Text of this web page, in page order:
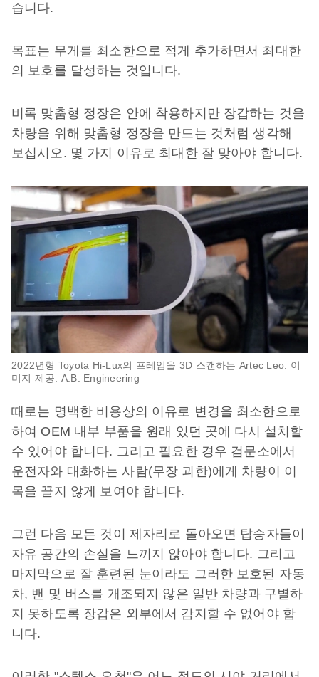
습니다.
목표는 무게를 최소한으로 적게 추가하면서 최대한
의 보호를 달성하는 것입니다.
비록 맞춤형 정장은 안에 착용하지만 장갑하는 것을
차량을 위해 맞춤형 정장을 만드는 것처럼 생각해
보십시오. 몇 가지 이유로 최대한 잘 맞아야 합니다.
2022년형 Toyota Hi-Lux의 프레임을 3D 스캔하는 Artec Leo. 이
미지 제공: A.B. Engineering
때로는 명백한 비용상의 이유로 변경을 최소한으로
하여 OEM 내부 부품을 원래 있던 곳에 다시 설치할
수 있어야 합니다. 그리고 필요한 경우 검문소에서
운전자와 대화하는 사람(무장 괴한)에게 차량이 이
목을 끌지 않게 보여야 합니다.
그런 다음 모든 것이 제자리로 돌아오면 탑승자들이
자유 공간의 손실을 느끼지 않아야 합니다. 그리고
마지막으로 잘 훈련된 눈이라도 그러한 보호된 자동
차, 밴 및 버스를 개조되지 않은 일반 차량과 구별하
지 못하도록 장갑은 외부에서 감지할 수 없어야 합
니다.